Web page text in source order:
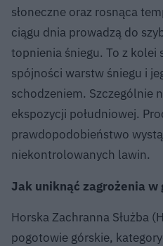
słoneczne oraz rosnąca
ciągu dnia prowadzą do
topnienia śniegu. To z kolei
spójności warstw śniegu i
schodzeniem. Szczególnie
ekspozycji południowej.
prawdopodobieństwo
niekontrolowanych lawin.
Jak uniknąć zagrożenia w
Horska Zachranna Służba
pogotowie górskie,